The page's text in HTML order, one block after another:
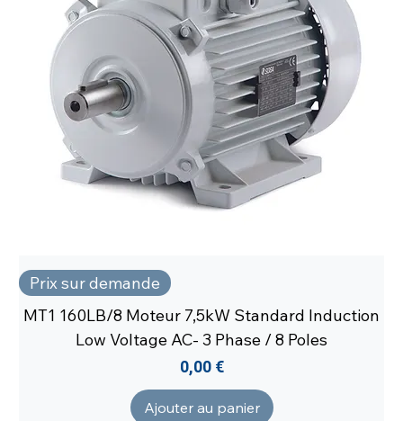
Prix sur demande
MT1 160LB/8 Moteur 7,5kW Standard Induction
Low Voltage AC- 3 Phase / 8 Poles
Prix
0,00 €
Ajouter au panier